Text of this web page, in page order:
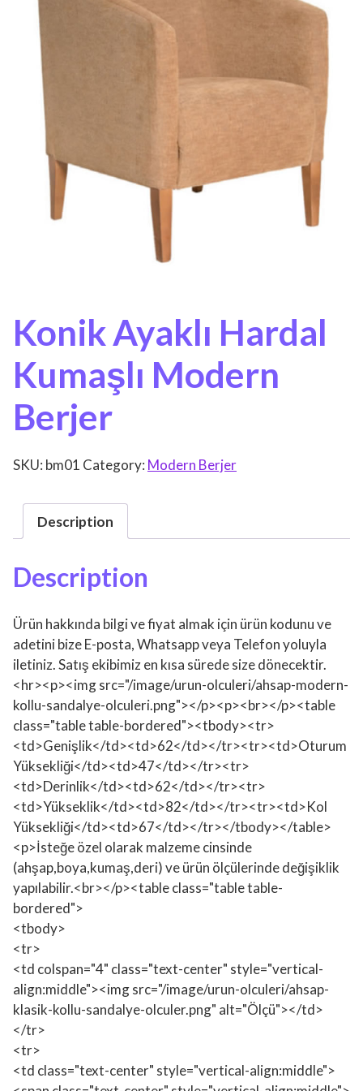
Konik Ayaklı Hardal
Kumaşlı Modern
Berjer
SKU: bm01 Category: Modern Berjer
Description
Description
Ürün hakkında bilgi ve fiyat almak için ürün kodunu ve
adetini bize E-posta, Whatsapp veya Telefon yoluyla
iletiniz. Satış ekibimiz en kısa sürede size dönecektir.
<hr><p><img src="/image/urun-olculeri/ahsap-modern-
kollu-sandalye-olculeri.png"></p><p><br></p><table
class="table table-bordered"><tbody><tr>
<td>Genişlik</td><td>62</td></tr><tr><td>Oturum
Yüksekliği</td><td>47</td></tr><tr>
<td>Derinlik</td><td>62</td></tr><tr>
<td>Yükseklik</td><td>82</td></tr><tr><td>Kol
Yüksekliği</td><td>67</td></tr></tbody></table>
<p>İsteğe özel olarak malzeme cinsinde
(ahşap,boya,kumaş,deri) ve ürün ölçülerinde değişiklik
yapılabilir.<br></p><table class="table table-
bordered">
<tbody>
<tr>
<td colspan="4" class="text-center" style="vertical-
align:middle"><img src="/image/urun-olculeri/ahsap-
klasik-kollu-sandalye-olculer.png" alt="Ölçü"></td>
</tr>
<tr>
<td class="text-center" style="vertical-align:middle">